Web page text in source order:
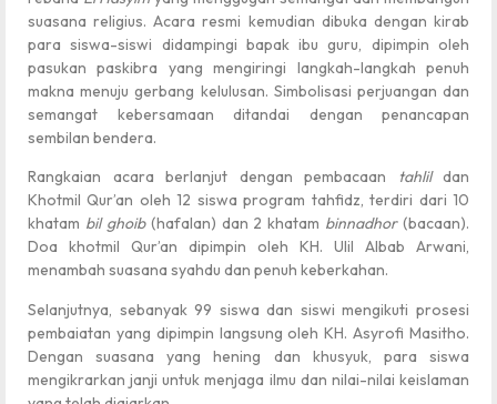
suasana religius. Acara resmi kemudian dibuka dengan kirab
para siswa-siswi didampingi bapak ibu guru, dipimpin oleh
pasukan paskibra yang mengiringi langkah-langkah penuh
makna menuju gerbang kelulusan. Simbolisasi perjuangan dan
semangat kebersamaan ditandai dengan penancapan
sembilan bendera.
Rangkaian acara berlanjut dengan pembacaan
tahlildan
Khotmil Qur’an oleh 12 siswa program tahfidz, terdiri dari 10
khatam bil ghoib(hafalan) dan 2 khatam binnadhor(bacaan).
Doa khotmil Qur’an dipimpin oleh KH. Ulil Albab Arwani,
menambah suasana syahdu dan penuh keberkahan.
Selanjutnya, sebanyak 99 siswa dan siswi mengikuti prosesi
pembaiatan yang dipimpin langsung oleh KH. Asyrofi Masitho.
Dengan suasana yang hening dan khusyuk, para siswa
mengikrarkan janji untuk menjaga ilmu dan nilai-nilai keislaman